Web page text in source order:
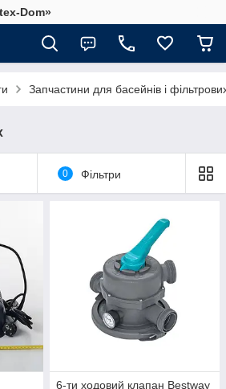
Dom»
Запчастини для басейнів і
0 Фільтри
6-ти ходовий клапан Bestway